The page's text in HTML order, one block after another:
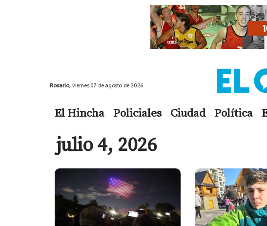
Rosario, viernes 07 de agosto de 2026
El Hincha Policiales Ciudad Política
julio 4, 2026